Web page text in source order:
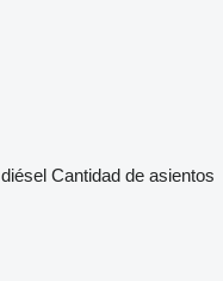
diésel Cantidad de asientos